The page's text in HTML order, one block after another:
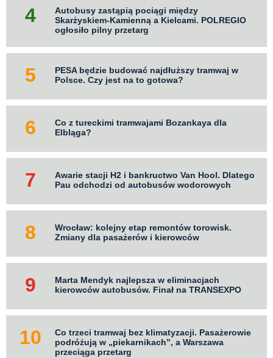
Autobusy zastąpią pociągi między
Skarżyskiem-Kamienną a Kielcami. POLREGIO
ogłosiło pilny przetarg
PESA będzie budować najdłuższy tramwaj w
Polsce. Czy jest na to gotowa?
Co z tureckimi tramwajami Bozankaya dla
Elbląga?
Awarie stacji H2 i bankructwo Van Hool. Dlatego
Pau odchodzi od autobusów wodorowych
Wrocław: kolejny etap remontów torowisk.
Zmiany dla pasażerów i kierowców
Marta Mendyk najlepsza w eliminacjach
kierowców autobusów. Finał na TRANSEXPO
Co trzeci tramwaj bez klimatyzacji. Pasażerowie
podróżują w „piekarnikach”, a Warszawa
przeciąga przetarg